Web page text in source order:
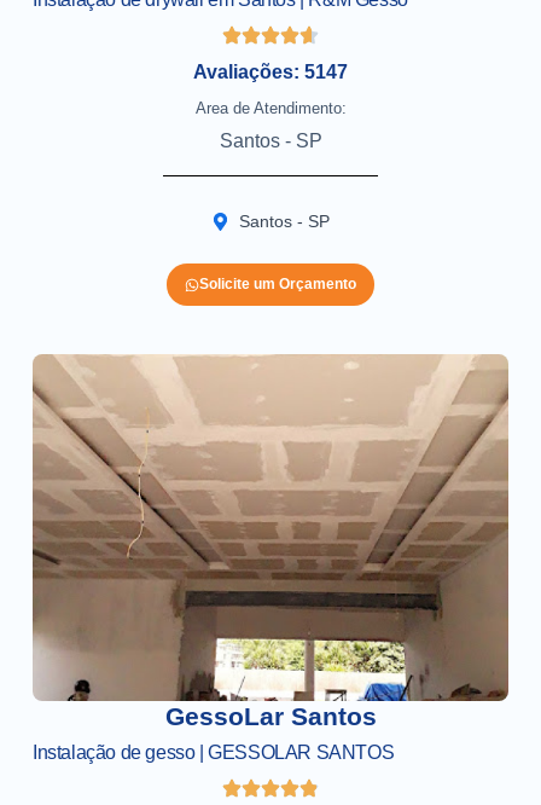
Avaliações: 5147
Area de Atendimento:
Santos - SP
Santos - SP
Solicite um Orçamento
GessoLar Santos
Instalação de gesso | GESSOLAR SANTOS